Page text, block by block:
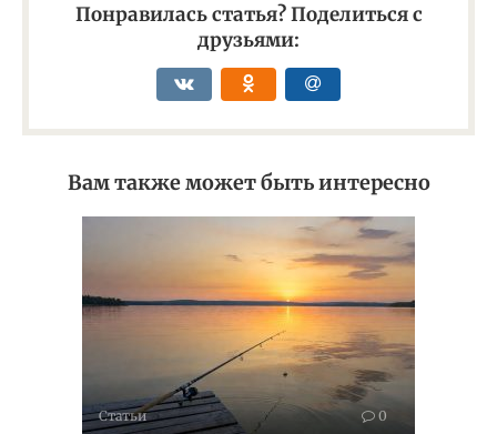
Понравилась статья? Поделиться с
друзьями:
Вам также может быть интересно
Статьи 0